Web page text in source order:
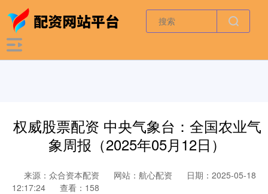
权威股票配资 中央气象台：全国农业气
象周报（2025年05月12日）
来源：众合资本配资 网站：航心配资
日期：2025-05-18
12:17:24
查看：158